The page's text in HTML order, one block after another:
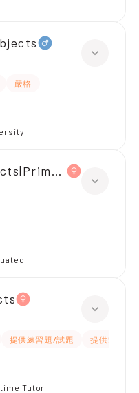
嚴格
5,All
提供練習題/試題
提供筆記
Tutor